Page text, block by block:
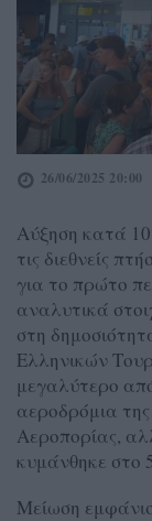
26/06/2025 20:00
Αύξηση κατά
τις διεθνείς
για το πρώτο
αναλυτικά
στη
Ελληνικών
μεγαλύτερο
αεροδρόμια
Αεροπορίας,
κυμάνθηκε στο
Μείωση